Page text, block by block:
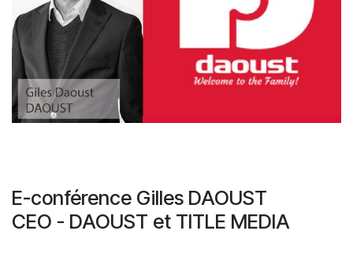
E-conférence Gilles DAOUST
CEO - DAOUST et TITLE MEDIA